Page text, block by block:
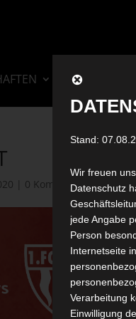
VEREIN
0 Kommentare
Stand:
Wir freuen
Datenschutz
jede Angabe
Person
Internetseite
Verarbeitung
Einwilligung